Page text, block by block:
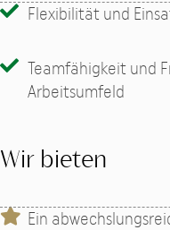
Flexibilität und
Teamfähigkeit und
Arbeitsumfeld
Wir bieten
Ein